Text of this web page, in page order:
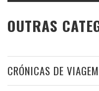
OUTRAS
CRÓNICAS DE VIAGEM